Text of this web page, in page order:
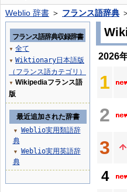
Weblio 辞書 ＞ フランス語辞典
2026
1
2
3
4
フランス語辞典収録辞書
▼ 全て
▼ Wiktionary日本語版
（フランス語カテゴリ）
▼ Wikipediaフランス語
版
最近追加された辞書
▼
Weblio実用類語辞
典
▼
Weblio実用英語辞
典